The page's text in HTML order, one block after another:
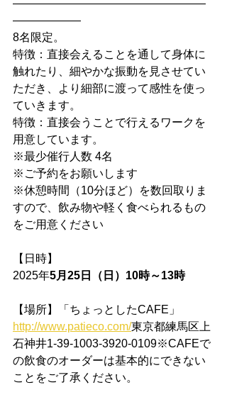
―――――――――――――――――
――――――
8名限定。
特徴：直接会えることを通して身体に
触れたり、細やかな振動を見させてい
ただき、より細部に渡って感性を使っ
ていきます。
特徴：直接会うことで行えるワークを
用意しています。
※最少催行人数 4名
※ご予約をお願いします
※休憩時間（10分ほど）を数回取りま
すので、飲み物や軽く食べられるもの
をご用意ください
【日時】
2025年5月25日（日）10時～13時
【場所】「ちょっとしたCAFE」
http://www.patieco.com/東京都練馬区上
石神井1-39-1003-3920-0109※CAFEで
の飲食のオーダーは基本的にできない
ことをご了承ください。